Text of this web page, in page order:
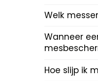
Welk
Wanneer
Hoe slijp ik